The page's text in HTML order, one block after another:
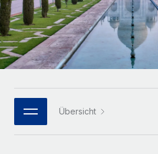
Remote Embedded
Nahtlose Integration der HR in
Plattform
Integrierte HR-Kernfunktionen
MCP
Integrationen
Maßgeschneiderte HR-
vergrößern
Enterprise
Globale HR für Konzerne und
PARTNER WERDEN
Flexible Einbettung von Global-
Forschung und Leitfäden
Fallstudien
HR-Glossar
Bibliothek für
Webinare
Italiano
Português (Portugal)
한국어 Übersicht